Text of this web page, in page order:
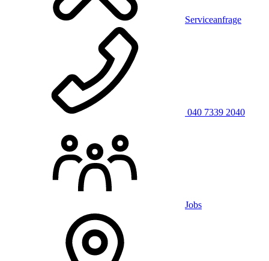
Serviceanfrage
040 7339 2040
Jobs